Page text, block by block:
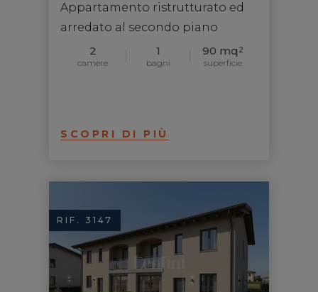
Appartamento ristrutturato ed
arredato al secondo piano
2
camere
1
bagni
90 mq 2
superficie
SCOPRI DI PIÙ
RIF. 3147